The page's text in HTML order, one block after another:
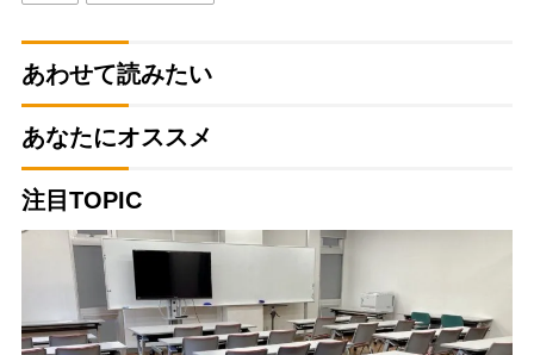
あわせて読みたい
あなたにオススメ
注目TOPIC